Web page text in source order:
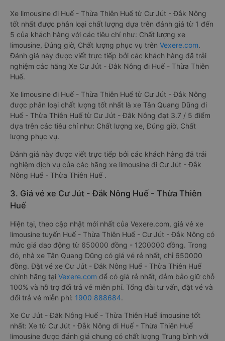
Xe limousine đi Huế - Thừa Thiên Huế từ Cư Jút - Đắk Nông
tốt nhất được phân loại chất lượng dựa trên đánh giá từ 1 đến
5 của khách hàng với các tiêu chí như: Chất lượng xe
limousine, Đúng giờ, Chất lượng phục vụ trên Vexere.com.
Đánh giá này được viết trực tiếp bởi các khách hàng đã trải
nghiệm các hãng Xe Cư Jút - Đắk Nông đi Huế - Thừa Thiên
Huế.
Xe limousine đi Huế - Thừa Thiên Huế từ Cư Jút - Đắk Nông
được phân loại chất lượng tốt nhất là xe Tân Quang Dũng đi
Huế - Thừa Thiên Huế từ Cư Jút - Đắk Nông đạt 3.7 / 5 điểm
dựa trên các tiêu chí như: Chất lượng xe, Đúng giờ, Chất
lượng phục vụ.
Đánh giá này được viết trực tiếp bởi các khách hàng đã trải
nghiệm dịch vụ của các hãng xe limousine đi Cư Jút - Đắk
Nông Huế - Thừa Thiên Huế .
3. Giá vé xe Cư Jút - Đắk Nông Huế - Thừa Thiên
Huế
Hiện tại, theo cập nhật mới nhất của Vexere.com, giá vé xe
limousine tuyến Huế - Thừa Thiên Huế - Cư Jút - Đắk Nông có
mức giá dao động từ 650000 đồng - 1200000 đồng. Trong
đó, nhà xe Tân Quang Dũng có giá vé rẻ nhất, chỉ 650000
đồng. Đặt vé xe Cư Jút - Đắk Nông Huế - Thừa Thiên Huế
chính hãng tại Vexere.com để có giá rẻ nhất, đảm bảo giữ chỗ
100% và hỗ trợ đổi trả vé miễn phí. Tổng đài tư vấn, đặt vé và
đổi trả vé miễn phí: 1900 888684.
Xe Cư Jút - Đắk Nông Huế - Thừa Thiên Huế limousine tốt
nhất: Xe từ Cư Jút - Đắk Nông đi Huế - Thừa Thiên Huế
limousine được đánh giá chung có chất lượng Trung bình với